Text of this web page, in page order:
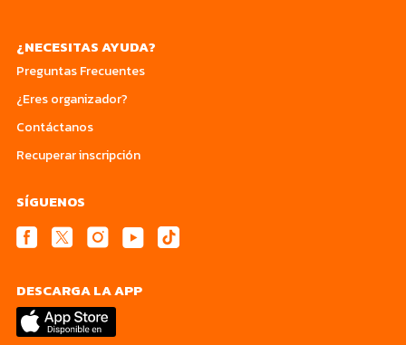
¿NECESITAS AYUDA?
Preguntas Frecuentes
¿Eres organizador?
Contáctanos
Recuperar inscripción
SÍGUENOS
DESCARGA LA APP